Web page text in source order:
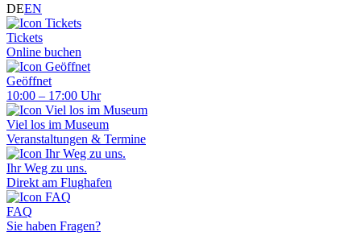
DEEN
Tickets
Online buchen
Geöffnet
10:00 – 17:00 Uhr
Viel los im Museum
Veranstaltungen & Termine
Ihr Weg zu uns.
Direkt am Flughafen
FAQ
Sie haben Fragen?